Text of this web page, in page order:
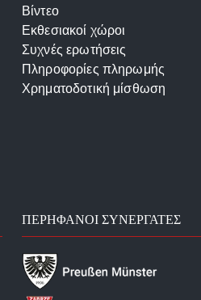
Βίντεο
Εκθεσιακοί χώροι
Συχνές ερωτήσεις
Πληροφορίες πληρωμής
Χρηματοδοτική μίσθωση
ΠΕΡΉΦΑΝΟΙ ΣΥΝΕΡΓΆΤΕΣ